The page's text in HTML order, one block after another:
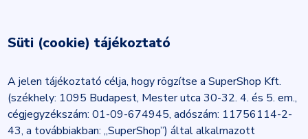
Süti (cookie) tájékoztató
A jelen tájékoztató célja, hogy rögzítse a SuperShop Kft.
(székhely: 1095 Budapest, Mester utca 30-32. 4. és 5. em.,
cégjegyzékszám: 01-09-674945, adószám: 11756114-2-
43, a továbbiakban: „SuperShop”) által alkalmazott